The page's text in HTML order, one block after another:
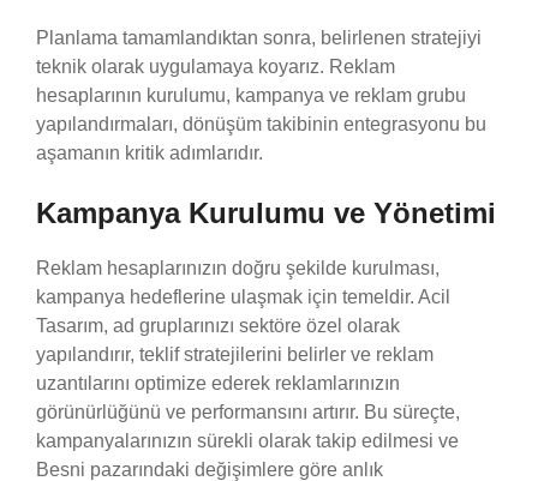
Planlama tamamlandıktan sonra, belirlenen stratejiyi
teknik olarak uygulamaya koyarız. Reklam
hesaplarının kurulumu, kampanya ve reklam grubu
yapılandırmaları, dönüşüm takibinin entegrasyonu bu
aşamanın kritik adımlarıdır.
Kampanya Kurulumu ve Yönetimi
Reklam hesaplarınızın doğru şekilde kurulması,
kampanya hedeflerine ulaşmak için temeldir. Acil
Tasarım, ad gruplarınızı sektöre özel olarak
yapılandırır, teklif stratejilerini belirler ve reklam
uzantılarını optimize ederek reklamlarınızın
görünürlüğünü ve performansını artırır. Bu süreçte,
kampanyalarınızın sürekli olarak takip edilmesi ve
Besni pazarındaki değişimlere göre anlık